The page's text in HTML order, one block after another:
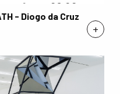
+
- Diogo da Cruz